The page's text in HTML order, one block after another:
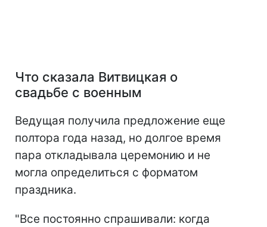
Что сказала Витвицкая о
свадьбе с военным
Ведущая получила предложение еще
полтора года назад, но долгое время
пара откладывала церемонию и не
могла определиться с форматом
праздника.
"Все постоянно спрашивали: когда